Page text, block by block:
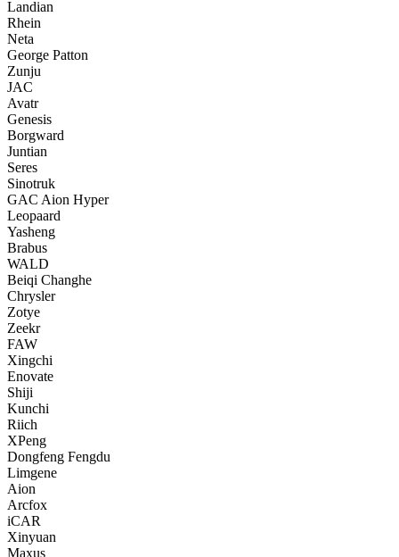
Landian
Rhein
Neta
George Patton
Zunju
JAC
Avatr
Genesis
Borgward
Juntian
Seres
Sinotruk
GAC Aion Hyper
Leopaard
Yasheng
Brabus
WALD
Beiqi Changhe
Chrysler
Zotye
Zeekr
FAW
Xingchi
Enovate
Shiji
Kunchi
Riich
XPeng
Dongfeng Fengdu
Limgene
Aion
Arcfox
iCAR
Xinyuan
Maxus